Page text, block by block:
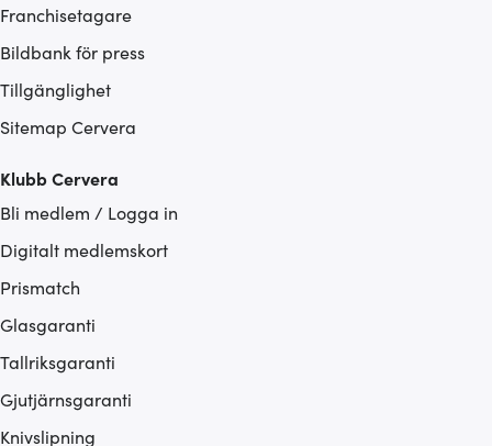
Franchisetagare
Bildbank för press
Tillgänglighet
Sitemap Cervera
Klubb Cervera
Bli medlem / Logga in
Digitalt medlemskort
Prismatch
Glasgaranti
Tallriksgaranti
Gjutjärnsgaranti
Knivslipning